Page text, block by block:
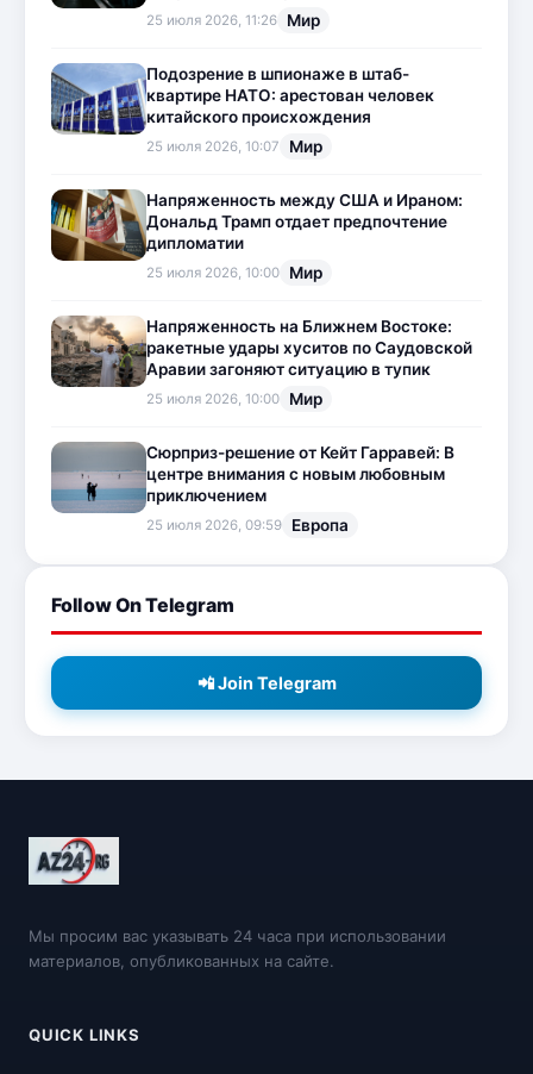
25 июля 2026, 11:26 Мир
Подозрение в шпионаже в штаб-
квартире НАТО: арестован человек
китайского происхождения
25 июля 2026, 10:07 Мир
Напряженность между США и Ираном:
Дональд Трамп отдает предпочтение
дипломатии
25 июля 2026, 10:00 Мир
Напряженность на Ближнем Востоке:
ракетные удары хуситов по Саудовской
Аравии загоняют ситуацию в тупик
25 июля 2026, 10:00 Мир
Сюрприз-решение от Кейт Гарравей: В
центре внимания с новым любовным
приключением
25 июля 2026, 09:59 Европа
Follow On Telegram
📲 Join Telegram
Мы просим вас указывать 24 часа при использовании
материалов, опубликованных на сайте.
QUICK LINKS